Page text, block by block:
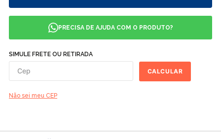
PRECISA DE AJUDA COM O PRODUTO?
SIMULE FRETE OU RETIRADA
CALCULAR
Não sei meu CEP